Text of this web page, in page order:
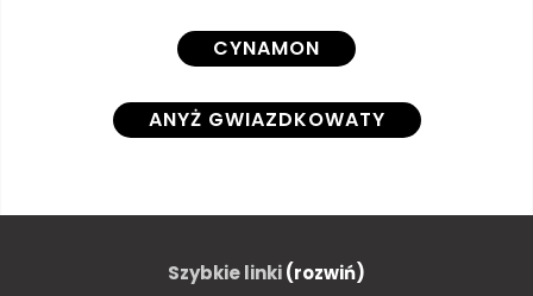
CYNAMON
ANYŻ GWIAZDKOWATY
GAŁKA MUSZKATOŁOWA
Szybkie linki(rozwiń)